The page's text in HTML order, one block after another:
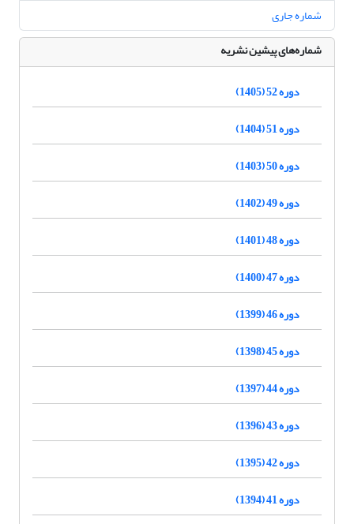
شماره جاری
شماره‌های پیشین نشریه
دوره 52 (1405)
دوره 51 (1404)
دوره 50 (1403)
دوره 49 (1402)
دوره 48 (1401)
دوره 47 (1400)
دوره 46 (1399)
دوره 45 (1398)
دوره 44 (1397)
دوره 43 (1396)
دوره 42 (1395)
دوره 41 (1394)